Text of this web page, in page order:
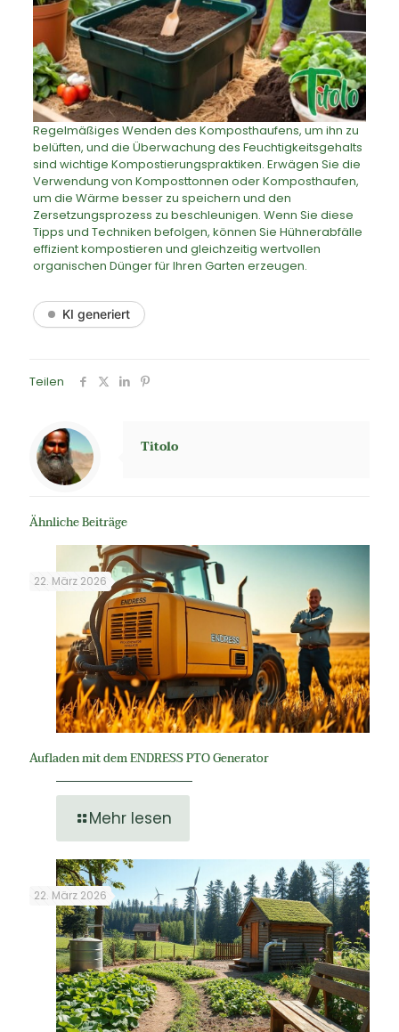
Regelmäßiges Wenden des Komposthaufens, um ihn zu
belüften, und die Überwachung des Feuchtigkeitsgehalts
sind wichtige Kompostierungspraktiken. Erwägen Sie die
Verwendung von Komposttonnen oder Komposthaufen,
um die Wärme besser zu speichern und den
Zersetzungsprozess zu beschleunigen. Wenn Sie diese
Tipps und Techniken befolgen, können Sie Hühnerabfälle
effizient kompostieren und gleichzeitig wertvollen
organischen Dünger für Ihren Garten erzeugen.
KI generiert
Teilen
Titolo
Ähnliche Beiträge
22. März 2026
Aufladen mit dem ENDRESS PTO Generator
Mehr lesen
22. März 2026